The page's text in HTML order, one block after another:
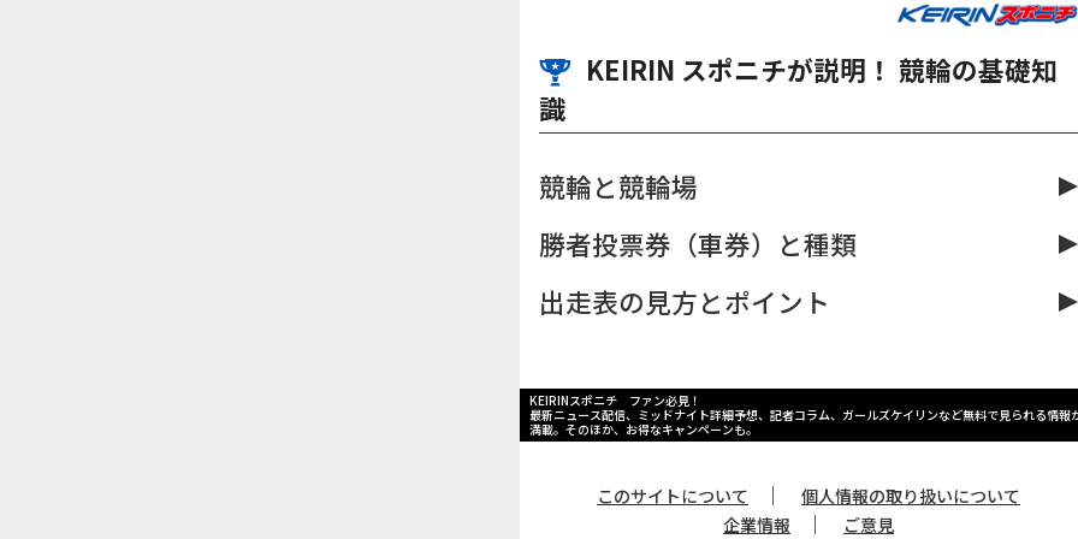
KEIRIN スポニチが説明！ 競輪の基礎知
識
競輪と競輪場
勝者投票券（車券）と種類
出走表の見方とポイント
KEIRINスポニチ ファン必見！
最新ニュース配信、ミッドナイト詳細予想、記者コラム、ガールズケイリンなど無料で見られる情報
満載。そのほか、お得なキャンペーンも。
このサイトについて ｜
個人情報の取り扱いについて
企業情報
｜ ご意見